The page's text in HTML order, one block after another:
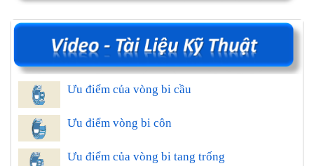
Ưu điểm của vòng bi cầu
Ưu điểm vòng bi côn
Ưu điểm của vòng bi tang trống